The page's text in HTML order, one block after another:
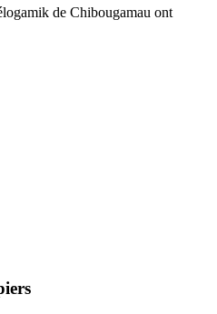
de Chibougamau ont